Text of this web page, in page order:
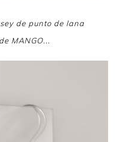
de punto de lana
MANGO...